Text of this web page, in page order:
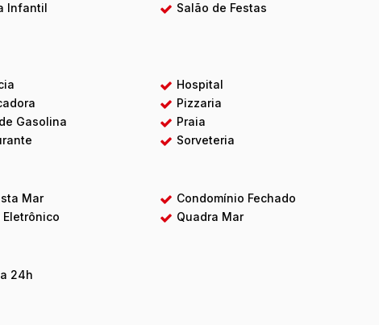
Infantil
Salão de Festas
Hospital
Pizzaria
Gasolina
Praia
Sorveteria
Mar
Condomínio Fechado
Eletrônico Quadra Mar
24h